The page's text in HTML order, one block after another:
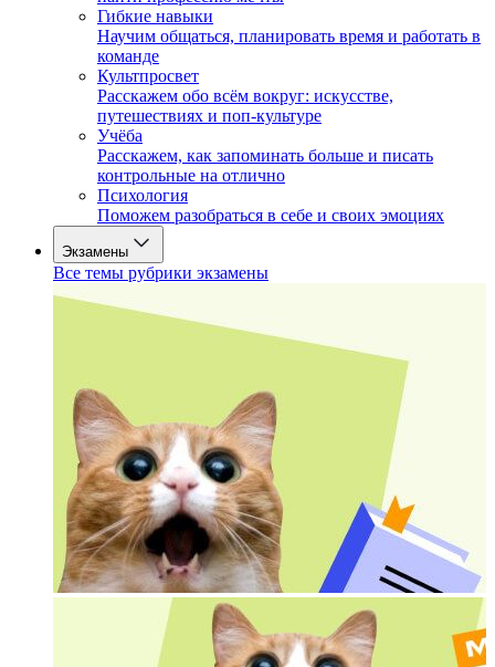
Гибкие навыки
Научим общаться, планировать время и работать в
команде
Культпросвет
Расскажем обо всём вокруг: искусстве,
путешествиях и поп-культуре
Учёба
Расскажем, как запоминать больше и писать
контрольные на отлично
Психология
Поможем разобраться в себе и своих эмоциях
Экзамены
Все темы рубрики экзамены